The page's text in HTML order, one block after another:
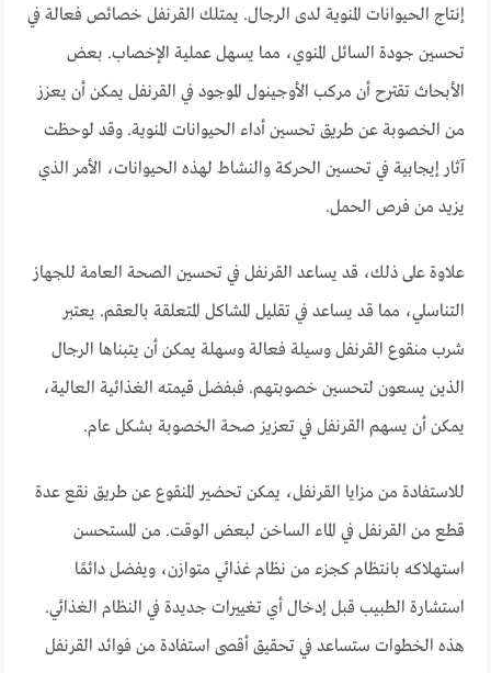
إنتاج الحيوانات المنوية لدى الرجال. يمتلك القرنفل خصائص فعالة في
تحسين جودة السائل المنوي، مما يسهل عملية الإخصاب. بعض
الأبحاث تقترح أن مركب الأوجينول الموجود في القرنفل يمكن أن يعزز
من الخصوبة عن طريق تحسين أداء الحيوانات المنوية. وقد لوحظت
آثار إيجابية في تحسين الحركة والنشاط لهذه الحيوانات، الأمر الذي
يزيد من فرص الحمل.
علاوة على ذلك، قد يساعد القرنفل في تحسين الصحة العامة للجهاز
التناسلي، مما قد يساعد في تقليل المشاكل المتعلقة بالعقم. يعتبر
شرب منقوع القرنفل وسيلة فعالة وسهلة يمكن أن يتبناها الرجال
الذين يسعون لتحسين خصوبتهم. فبفضل قيمته الغذائية العالية،
يمكن أن يسهم القرنفل في تعزيز صحة الخصوبة بشكل عام.
للاستفادة من مزايا القرنفل، يمكن تحضير المنقوع عن طريق نقع عدة
قطع من القرنفل في الماء الساخن لبعض الوقت. من المستحسن
استهلاكه بانتظام كجزء من نظام غذائي متوازن، ويفضل دائمًا
استشارة الطبيب قبل إدخال أي تغييرات جديدة في النظام الغذائي.
هذه الخطوات ستساعد في تحقيق أقصى استفادة من فوائد القرنفل